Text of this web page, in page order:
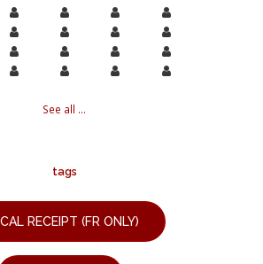
See all ...
tags
RECEIPT (FR ONLY)